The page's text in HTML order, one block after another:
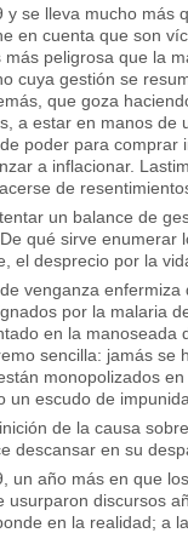
y se lleva mucho más
en cuenta que son
más peligrosa que la
cuya gestión se
que goza
a estar en manos de
poder para comprar
a inflacionar.
de
un balance de
qué sirve enumerar
el desprecio por la
venganza
por la malaria
en la manoseada
sencilla: jamás se
monopolizados
un escudo de
de la causa
descansar en su
un año más en que
usurparon discursos
en la realidad; a